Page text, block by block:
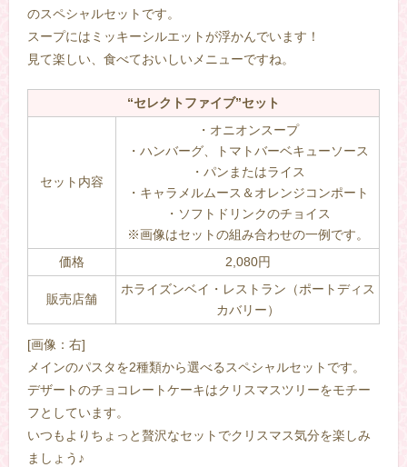
のスペシャルセットです。
スープにはミッキーシルエットが浮かんでいます！
見て楽しい、食べておいしいメニューですね。
“セレクトファイブ”セット
セット内容
・オニオンスープ
・ハンバーグ、トマトバーベキューソース
・パンまたはライス
・キャラメルムース＆オレンジコンポート
・ソフトドリンクのチョイス
※画像はセットの組み合わせの一例です。
価格
2,080円
販売店舗
ホライズンベイ・レストラン（ポートディス
カバリー）
[画像：右]
メインのパスタを2種類から選べるスペシャルセットです。
デザートのチョコレートケーキはクリスマスツリーをモチー
フとしています。
いつもよりちょっと贅沢なセットでクリスマス気分を楽しみ
ましょう♪